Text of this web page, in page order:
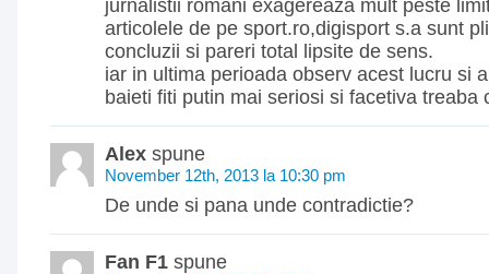
jurnalistii romani exagereaza mult peste
articolele de pe sport.ro,digisport s.a sunt
concluzii si pareri total lipsite de sens.
iar in ultima perioada observ acest lucru si
baieti fiti putin mai seriosi si facetiva treaba
Alex spune
November 12th, 2013 la 10:30 pm
De unde si pana unde contradictie?
Fan F1 spune